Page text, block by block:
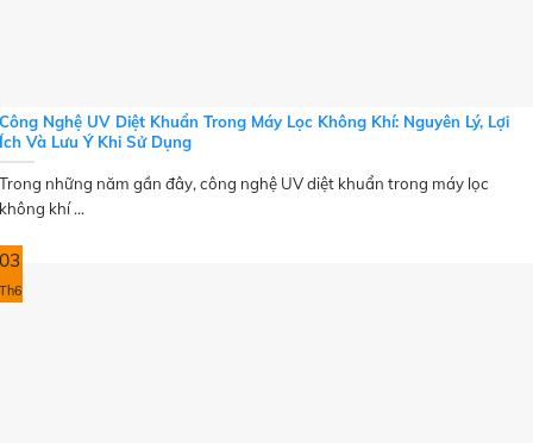
Công Nghệ UV Diệt Khuẩn Trong Máy Lọc Không Khí: Nguyên Lý, Lợi
Ích Và Lưu Ý Khi Sử Dụng
Trong những năm gần đây, công nghệ UV diệt khuẩn trong máy lọc
không khí ...
03
Th6